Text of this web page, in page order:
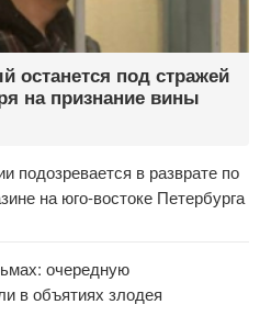
останется под стражей
на признание вины
подозревается в разврате по
на юго-востоке Петербурга
очередную
в объятиях злодея